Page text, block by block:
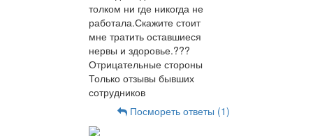
толком ни где никогда не
работала.Скажите стоит
мне тратить оставшиеся
нервы и здоровье.???
Отрицательные стороны
Только отзывы бывших
сотрудников
Посмореть ответы (1)